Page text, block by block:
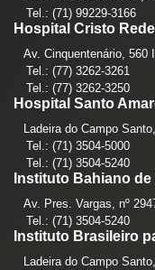
Tel.: (71) 99229-3166
Hospital Cristo
Av. Cinquentenário, 560
Tel.: (77) 3262-3261
Tel.: (77) 3262-3250
Hospital Santo
Ladeira do Campo
Tel.: (71) 3504-5000
Tel.: (71) 3504-5240
Instituto Bahiano
Av. Pres. Vargas, nº
Tel.: (71) 3504-5240
Instituto Brasileiro
Ladeira do Campo